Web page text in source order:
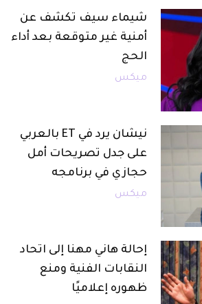
شيماء سيف تكشف عن
أمنية غير متوقعة بعد أداء
الحج
ميكس
نيشان يرد في ET بالعربي
على جدل تصريحات أمل
حجازي في برنامجه
ميكس
إحالة هاني مهنا إلى اتحاد
النقابات الفنية ومنع
ظهوره إعلاميًا